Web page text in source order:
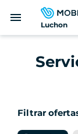
Luchon
menu
Filtrar